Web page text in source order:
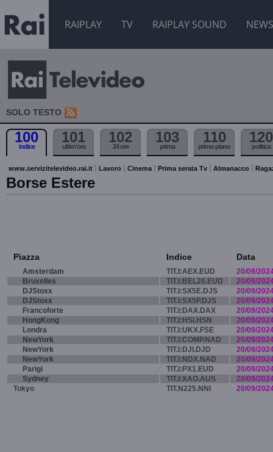
RAIPLAY TV RAIPLAY SOUND NEWS
SOLO TESTO
100
indice
101
ultim'ora
102
24 ore
103
prima
110
primo piano
120
politica
www.servizitelevideo.rai.it Lavoro Cinema Prima serata Tv Almanacco
Borse Estere
Piazza Indice Data
Amsterdam TIT.I:AEX.EUD
20/09/
Bruxelles
TIT.I:BEL20.EUD
20/09/
DJStoxx
TIT.I:SX5E.DJS
20/09/
DJStoxx
TIT.I:SX5P.DJS
20/09/
Francoforte
TIT.I:DAX.DAX
20/09/
HongKong
TIT.I:HSI.HSN
20/09/
Londra
TIT.I:UKX.FSE
20/09/
NewYork
TIT.I:COMP.NAD
20/09/
NewYork
TIT.I:DJI.DJD
20/09/
NewYork
TIT.I:NDX.NAD
20/09/
Parigi
TIT.I:PX1.EUD
20/09/
Sydney
TIT.I:XAO.AUS
20/09/
Tokyo
TIT.N225.NNI 20/09/